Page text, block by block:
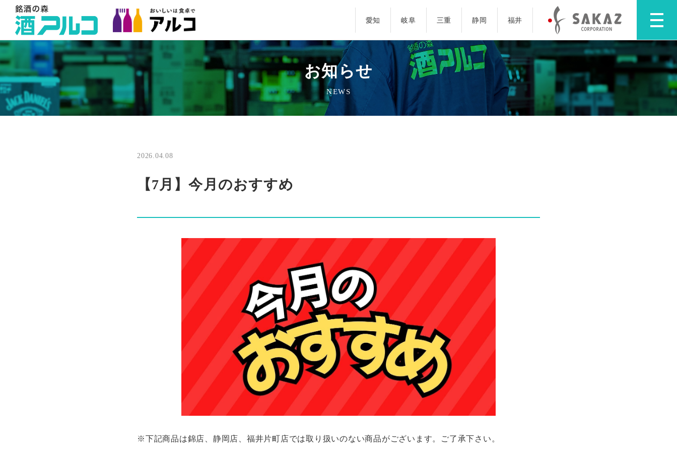
愛知 岐阜 三重 静岡 福井
お知らせ
NEWS
2026.04.08
【7月】今月のおすすめ
※下記商品は錦店、静岡店、福井片町店では取り扱いのない商品がございます。ご了承下さい。